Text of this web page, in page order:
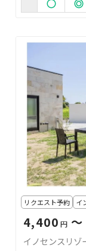
リクエスト予約 イ
4,400 円
イノセンスリゾ